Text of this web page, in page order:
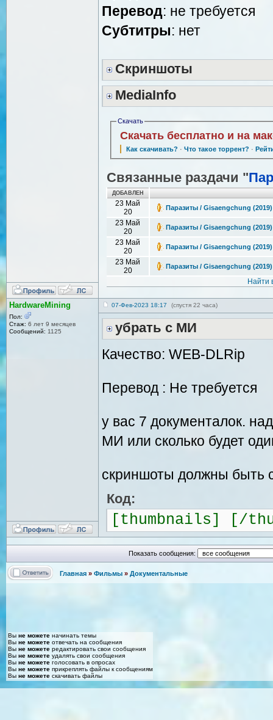
Перевод: не требуется
Cубтитры: нет
Скриншоты
MediaInfo
Скачать
Скачать бесплатно и на
Как скачивать? · Что такое торрент? ·
Связанные раздачи "
ДОБАВЛЕН
23 Май
20
Паразиты / Gisaengchung
23 Май
20
Паразиты / Gisaengchung
23 Май
20
Паразиты / Gisaengchung
23 Май
20
Паразиты / Gisaengchung
Найти
HardwareMining
Пол:
Стаж: 6 лет 9 месяцев
Сообщений: 1125
07-Фев-2023 18:17 (спустя 22 часа)
убрать с МИ
Качество: WEB-DLRip
Перевод : Не требуется
у вас 7 документалок.
МИ или сколько будет
скриншоты должны быть
Код:
[thumbnails] [/
Показать сообщения:
Главная » Фильмы » Документальные
Вы не можете начинать темы
Вы не можете отвечать на сообщения
Вы не можете редактировать свои сообщения
Вы не можете удалять свои сообщения
Вы не можете голосовать в опросах
Вы не можете прикреплять файлы к сообщениям
Вы не можете скачивать файлы